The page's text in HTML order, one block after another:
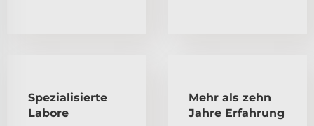
Spezialisierte
Labore
Mehr als zehn
Jahre Erfahrung